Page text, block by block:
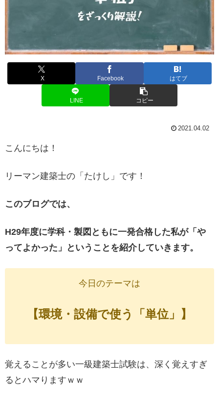
X Facebook はてブ
LINE コピー
2021.04.02
こんにちは！
リーマン建築士の「たけし」です！
このブログでは、
H29年度に学科・製図ともに一発合格した私が「や
ってよかった」ということを紹介していきます。
今日のテーマは
【環境・ 設備で使う「単位」】
覚えることが多い一級建築士試験は、深く覚えすぎ
るとハマりますｗｗ